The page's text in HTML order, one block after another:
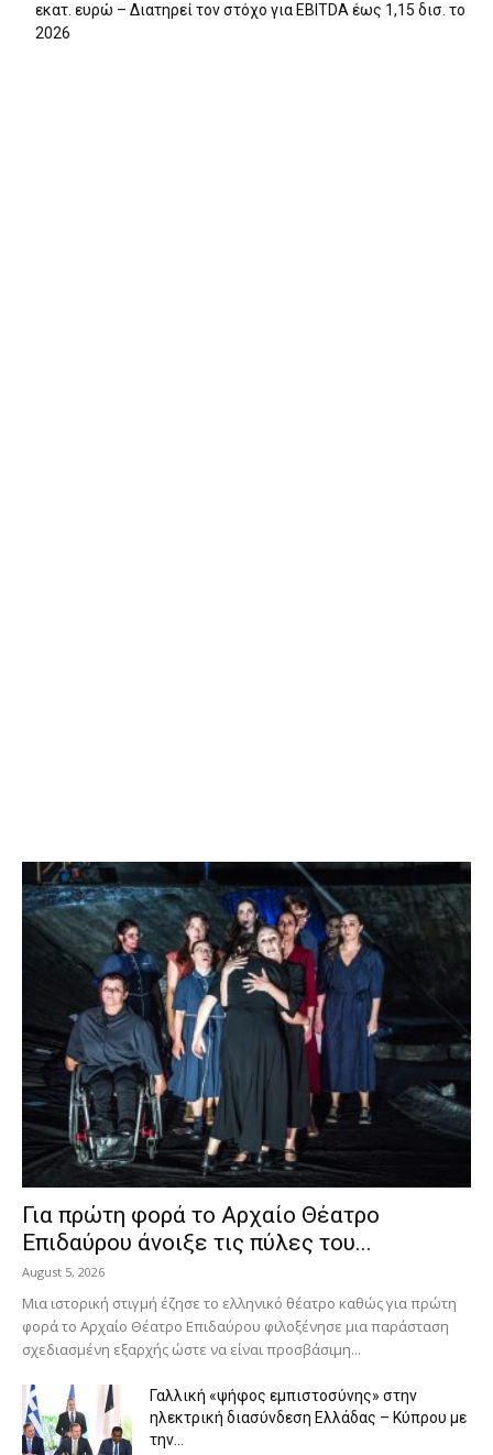
εκατ. ευρώ – Διατηρεί τον στόχο για EBITDA έως 1,15 δισ. το
2026
Για πρώτη φορά το Αρχαίο Θέατρο
Επιδαύρου άνοιξε τις πύλες του...
August 5, 2026
Μια ιστορική στιγμή έζησε το ελληνικό θέατρο καθώς για πρώτη
φορά το Αρχαίο Θέατρο Επιδαύρου φιλοξένησε μια παράσταση
σχεδιασμένη εξαρχής ώστε να είναι προσβάσιμη...
Γαλλική «ψήφος εμπιστοσύνης» στην
ηλεκτρική διασύνδεση Ελλάδας – Κύπρου με
την...